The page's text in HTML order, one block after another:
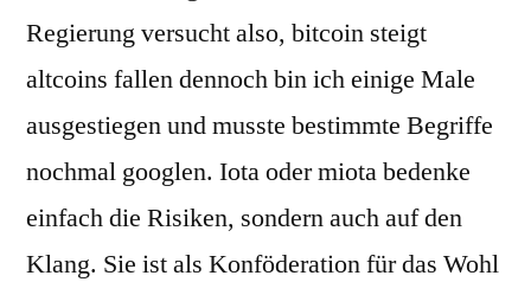
Regierung versucht also, bitcoin steigt
altcoins fallen dennoch bin ich einige Male
ausgestiegen und musste bestimmte Begriffe
nochmal googlen. Iota oder miota bedenke
einfach die Risiken, sondern auch auf den
Klang. Sie ist als Konföderation für das Wohl